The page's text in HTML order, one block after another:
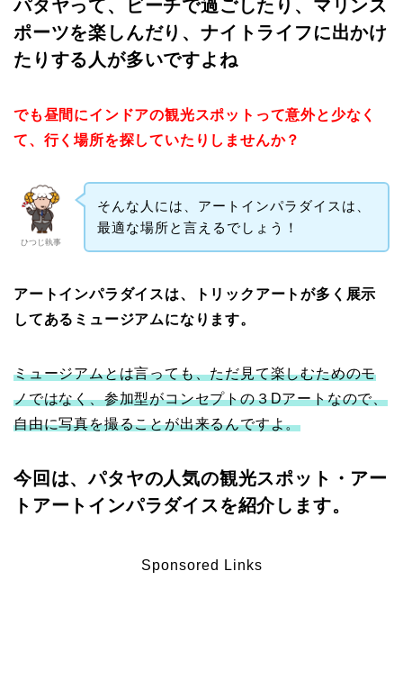
パタヤって、ビーチで過ごしたり、マリンス
ポーツを楽しんだり、ナイトライフに出かけ
たりする人が多いですよね
でも昼間にインドアの観光スポットって意外と少なく
て、行く場所を探していたりしませんか？
ひつじ執事
そんな人には、アートインパラダイスは、
最適な場所と言えるでしょう！
アートインパラダイスは、トリックアートが多く展示
してあるミュージアムになります。
ミュージアムとは言っても、ただ見て楽しむためのモ
ノではなく、参加型がコンセプトの３Dアートなので、
自由に写真を撮ることが出来るんですよ。
今回は、パタヤの人気の観光スポット・アー
トアートインパラダイスを紹介します。
Sponsored Links